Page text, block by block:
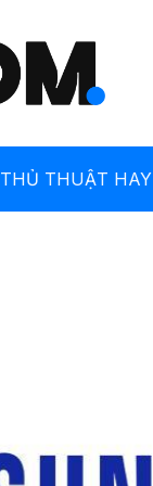
THỦ THUẬT HAY